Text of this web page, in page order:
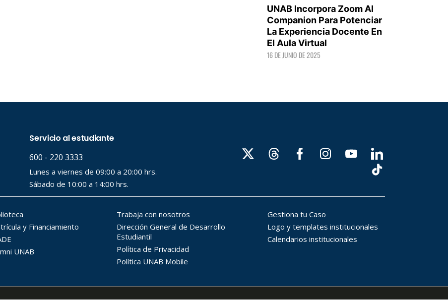
LEER +
UNAB Incorpora Zoom AI
Companion Para Potenciar
La Experiencia Docente En
El Aula Virtual
16 DE JUNIO DE 2025